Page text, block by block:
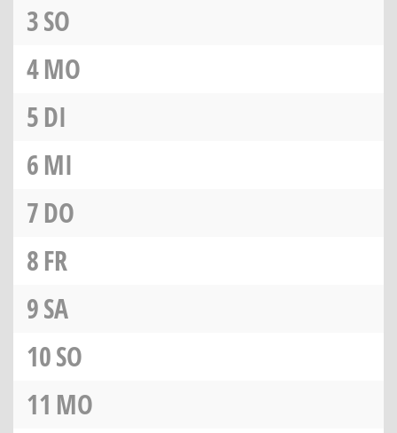
3SO
4MO
5DI
6MI
7DO
8FR
9SA
10SO
11 MO